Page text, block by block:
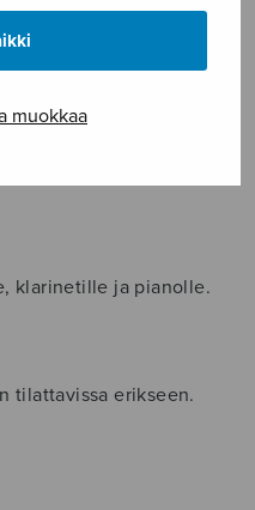
muokkaa
klarinetille ja pianolle.
tilattavissa erikseen.